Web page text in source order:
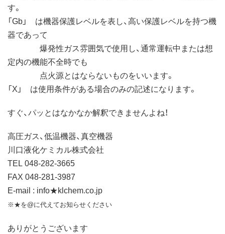
す。
「Gb」 は機器保護レベルを表し、高い保護レベルを持つ機
器であって
爆発性ガス雰囲気で使用し、通常運転中または想
定内の機能不全時でも
点火源とはならないものをいいます。
「X」 は使用条件がある場合のみの記述になります。
すぐ、パッとはなかなか解釈できませんよね！
高圧ガス、低温機器、真空機器
川口液化ケミカル株式会社
TEL 048-282-3665
FAX 048-281-3987
E-mail : info★klchem.co.jp
※★を@に代えてお知らせください
ありがとうございます